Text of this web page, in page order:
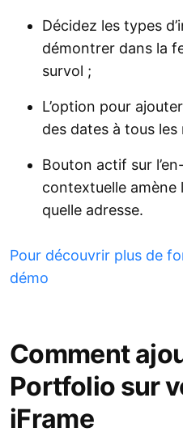
Décidez les types
démontrer dans la
survol ;
L’option pour
des dates à tous
Bouton actif sur
contextuelle amène
quelle adresse.
Pour découvrir plus de
démo
Comment
Portfolio sur
iFrame